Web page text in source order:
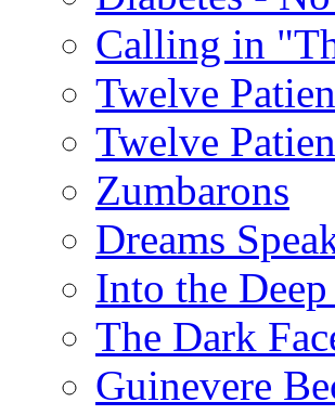
Calling in
Twelve
Twelve
Zumbarons
Dreams
Into the
The Dark
Guinevere